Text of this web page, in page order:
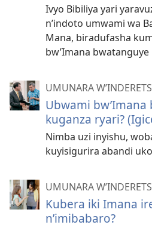
Ivyo Bibiliya yari
n’indoto umwami wa
Mana, biradufasha
bw’Imana bwatanguye
UMUNARA
Ubwami
kuganza ryari?
Nimba uzi inyishu,
kuyisigurira abandi
UMUNARA
Kubera iki Imana
n’imibabaro?